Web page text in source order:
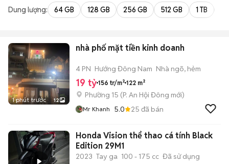
Dung lượng: 64 GB 128 GB 256 GB 512 GB 1 TB
1 phút trước 12
nhà phố mặt tiền kinh doanh
4 PN Hướng Đông Nam Nhà ngõ, hẻm
19 tỷ 156 tr/m² 122 m²
Phường 15 (P. An Hội Đông mới)
Mr Khanh 5.0 25 đã bán
Honda Vision thể thao cá tính Black
Edition 29M1
2023 Tay ga 100 - 175 cc Đã sử dụng